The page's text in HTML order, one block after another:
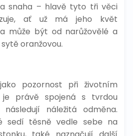
snaha – hlavě tyto tři věci
ať už má jeho květ
může být od narůžovělé a
oranžovou.
pozornost při životním
je právě spojená s tvrdou
náležitá odměna.
sedí těsně vedle sebe na